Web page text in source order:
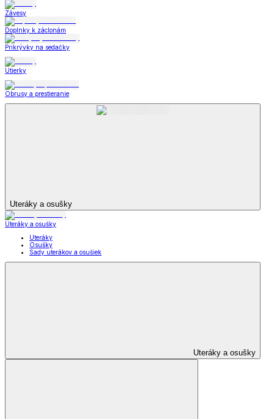
Závesy
Doplnky k záclonám
Prikrývky na sedačky
Utierky
Obrusy a prestieranie
Uteráky a osušky
Uteráky a osušky
Uteráky
Osušky
Sady uterákov a osušiek
Uteráky a osušky